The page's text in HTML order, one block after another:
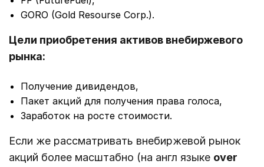
GORO (Gold Resourse Corp.).
Цели приобретения активов внебиржевого
рынка:
Получение дивидендов,
Пакет акций для получения права голоса,
Заработок на росте стоимости.
Если же рассматривать внебиржевой рынок
акций более масштабно (на англ языке over